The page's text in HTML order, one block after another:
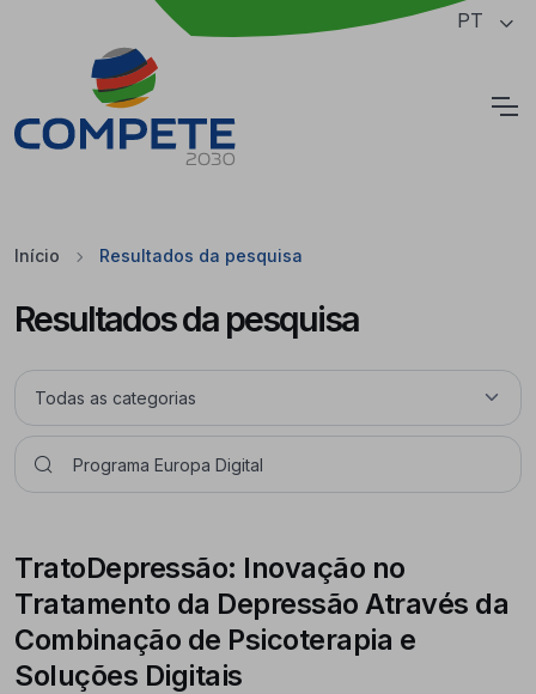
Saltar para o conteúdo principal da página PT
Início Resultados da pesquisa
Resultados da pesquisa
TratoDepressão: Inovação no
Tratamento da Depressão Através da
Combinação de Psicoterapia e
Soluções Digitais